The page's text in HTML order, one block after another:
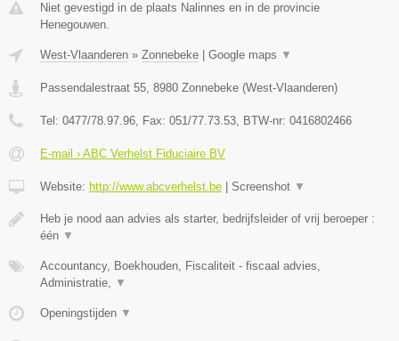
Niet gevestigd in de plaats Nalinnes en in de provincie
Henegouwen.
West-Vlaanderen » Zonnebeke Google maps ▼
Passendalestraat 55, 8980 Zonnebeke (West-Vlaanderen)
Tel: 0477/78.97.96, Fax: 051/77.73.53, BTW-nr: 0416802466
E-mail › ABC Verhelst Fiduciaire BV
Website: http://www.abcverhelst.be Screenshot ▼
Heb je nood aan advies als starter, bedrijfsleider of vrij beroeper :
één ▼
Accountancy, Boekhouden, Fiscaliteit - fiscaal advies,
Administratie, ▼
Openingstijden ▼